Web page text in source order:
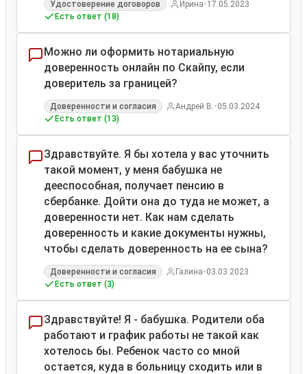
Удостоверение договоров Ирина•17.05.2023
Есть ответ (18)
Можно ли оформить нотариальную
доверенность онлайн по Скайпу, если
доверитель за границей?
Доверенности и согласия Андрей В. •05.03.2024
Есть ответ (13)
Здравствуйте. Я бы хотела у вас уточнить
такой момент, у меня бабушка не
дееспособная, получает пенсию в
сбербанке. Дойти она до туда не может, а
доверенности нет. Как нам сделать
доверенность и какие документы нужны,
чтобы сделать доверенность на ее сына?
Доверенности и согласия Галина•03.03.2023
Есть ответ (3)
Здравствуйте! Я - бабушка. Родители оба
работают и график работы не такой как
хотелось бы. Ребенок часто со мной
остается, куда в больницу сходить или в